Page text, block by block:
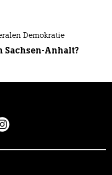
Demokratie
Sachsen-Anhalt?